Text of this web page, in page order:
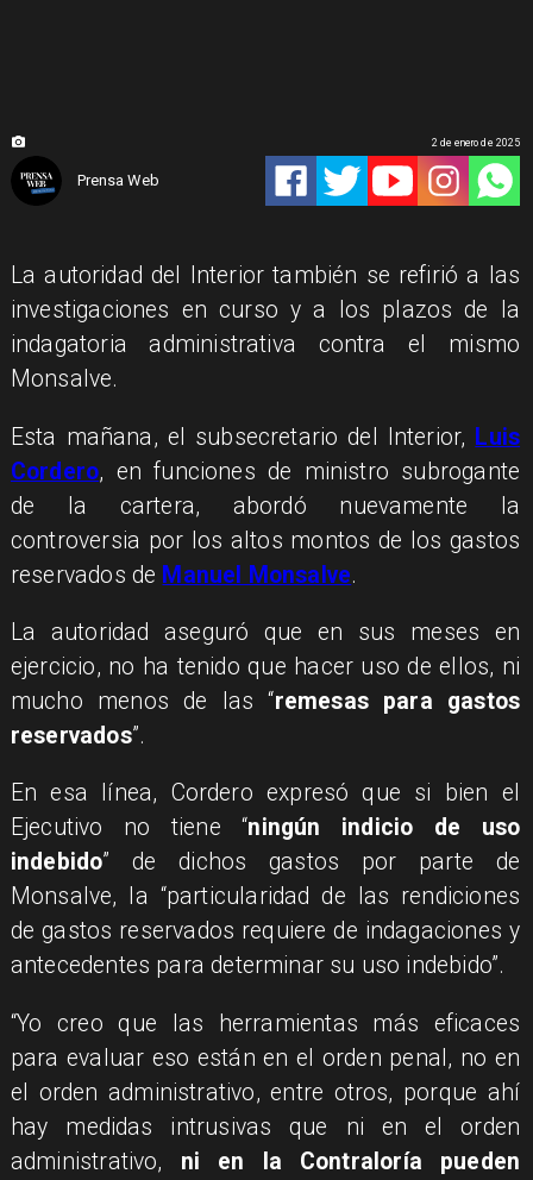
Prensa Web
2 de enero de 2025
La autoridad del Interior también se refirió a las
investigaciones en curso y a los plazos de la
indagatoria administrativa contra el mismo
Monsalve.
Esta mañana, el subsecretario del Interior, Luis
Cordero, en funciones de ministro subrogante
de la cartera, abordó nuevamente la
controversia por los altos montos de los gastos
reservados de Manuel Monsalve.
La autoridad aseguró que en sus meses en
ejercicio, no ha tenido que hacer uso de ellos, ni
mucho menos de las “remesas para gastos
reservados”.
En esa línea, Cordero expresó que si bien el
Ejecutivo no tiene “ningún indicio de uso
indebido” de dichos gastos por parte de
Monsalve, la “particularidad de las rendiciones
de gastos reservados requiere de indagaciones y
antecedentes para determinar su uso indebido”.
“Yo creo que las herramientas más eficaces
para evaluar eso están en el orden penal, no en
el orden administrativo, entre otros, porque ahí
hay medidas intrusivas que ni en el orden
administrativo, ni en la Contraloría pueden